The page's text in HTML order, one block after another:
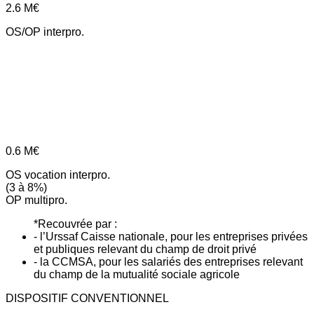
2.6 M€
OS/OP interpro.
0.6 M€
OS vocation interpro.
(3 à 8%)
OP multipro.
*Recouvrée par :
- l’Urssaf Caisse nationale, pour les entreprises privées
et publiques relevant du champ de droit privé
- la CCMSA, pour les salariés des entreprises relevant
du champ de la mutualité sociale agricole
DISPOSITIF CONVENTIONNEL